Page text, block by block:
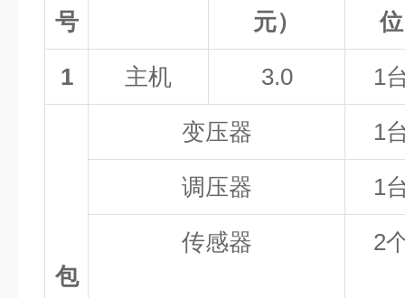
号
元）
位
1 主机 3.0 1
包
变压器 1
调压器 1
传感器 2